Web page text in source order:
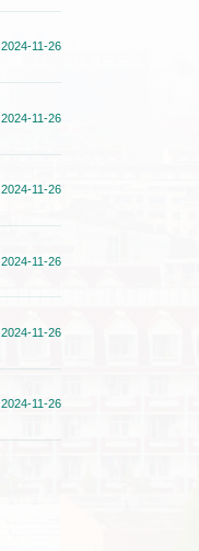
2024-11-26
2024-11-26
2024-11-26
2024-11-26
2024-11-26
2024-11-26